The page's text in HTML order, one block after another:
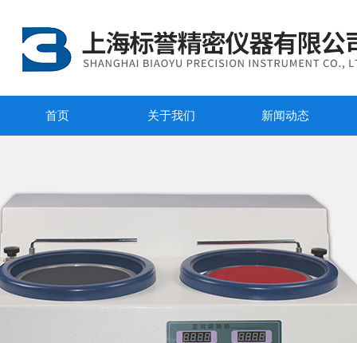
首页 关于我们 新闻动态